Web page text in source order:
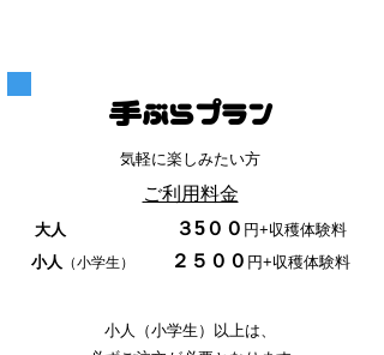
手ぶらプラン
気軽に楽しみたい方
ご利用料金
大人 ３5００ 円+収穫体験料
小人 （小学生） ２５００ 円+収穫体験料
小人（小学生）以上は、​